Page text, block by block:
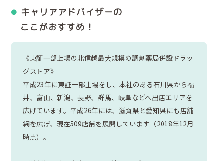
キャリアアドバイザーの
ここがおすすめ！
《東証一部上場の北信越最大規模の調剤薬局併設ドラッ
グストア》
平成23年に東証一部上場をし、本社のある石川県から福
井、富山、新潟、長野、群馬、岐阜などへ出店エリアを
広げています。平成26年には、滋賀県と愛知県にも店舗
網を広げ、現在509店舗を展開しています（2018年12月
時点）。